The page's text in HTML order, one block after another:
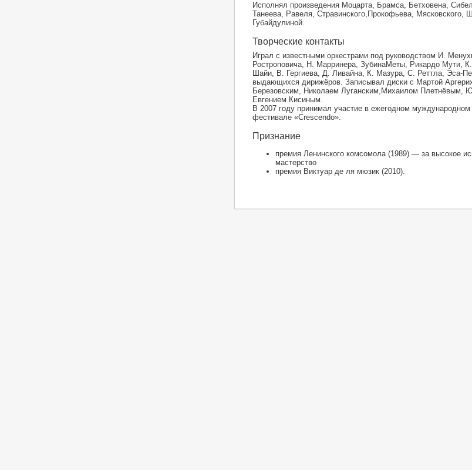
Исполнял произведения Моцарта, Брамса, Бетховена,
Танеева, Равеля, Стравинского,Прокофьева, Мясковского,
Губайдулиной.
Творческие контакты
Играл с известными оркестрами под руководством И.
Ростроповича, Н. Марринера, ЗубинаМеты, Рикардо Мути,
Шайи, В. Гергиева, Д. Ливайна, К. Мазура, С. Реттла, Эса-
выдающихся дирижёров. Записывал диски с Мартой
Березовским, Николаем Луганским,Михаилом Плетнёвым,
Евгением Кисиным.
В 2007 году принимал участие в ежегодном
фестивале «Crescendo».
Признание
премия Ленинского комсомола (1989) — за высокое
мастерство
премия Виктуар де ля мюзик (2010).